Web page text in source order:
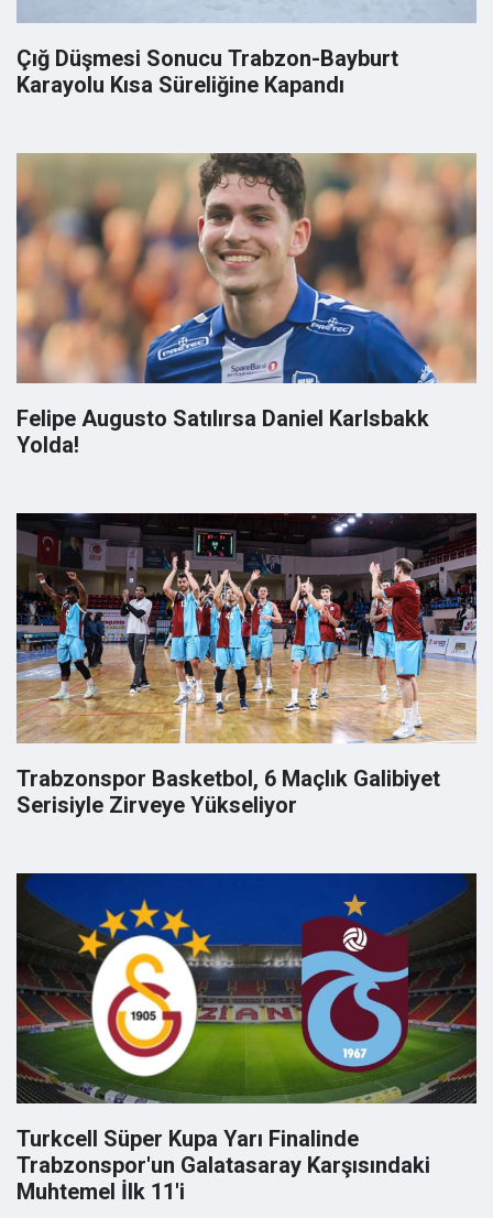
Çığ Düşmesi Sonucu Trabzon-Bayburt
Karayolu Kısa Süreliğine Kapandı
Felipe Augusto Satılırsa Daniel Karlsbakk
Yolda!
Trabzonspor Basketbol, 6 Maçlık Galibiyet
Serisiyle Zirveye Yükseliyor
Turkcell Süper Kupa Yarı Finalinde
Trabzonspor'un Galatasaray Karşısındaki
Muhtemel İlk 11'i